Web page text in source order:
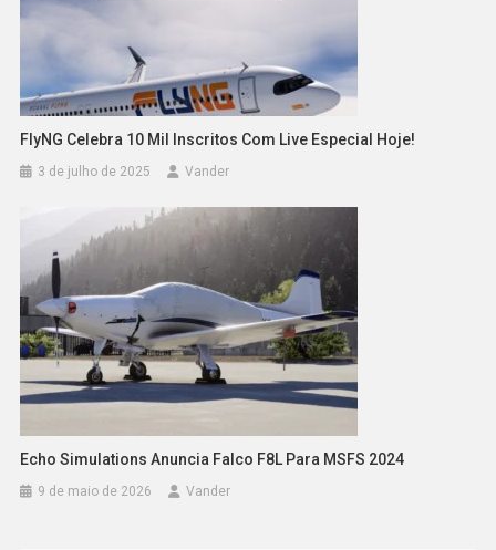
FlyNG Celebra 10 Mil Inscritos Com Live Especial Hoje!
3 de julho de 2025 Vander
Echo Simulations Anuncia Falco F8L Para MSFS 2024
9 de maio de 2026 Vander